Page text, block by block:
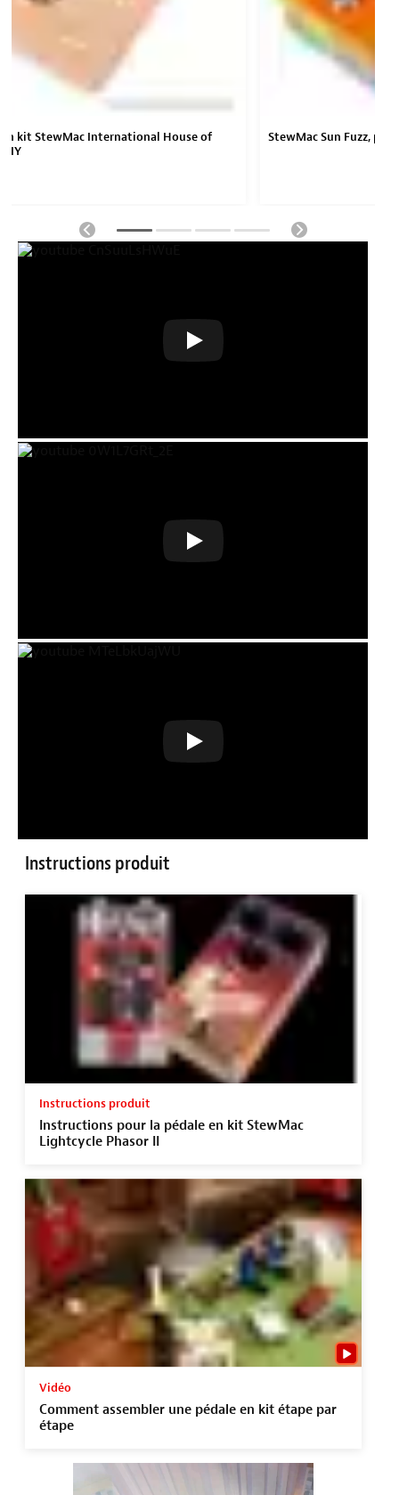
en kit StewMac International House of
StewMac Sun Fuzz,
Instructions produit
Instructions produit
Instructions pour la pédale en kit StewMac
Lightcycle Phasor II
Vidéo
Comment assembler une pédale en kit étape par
étape